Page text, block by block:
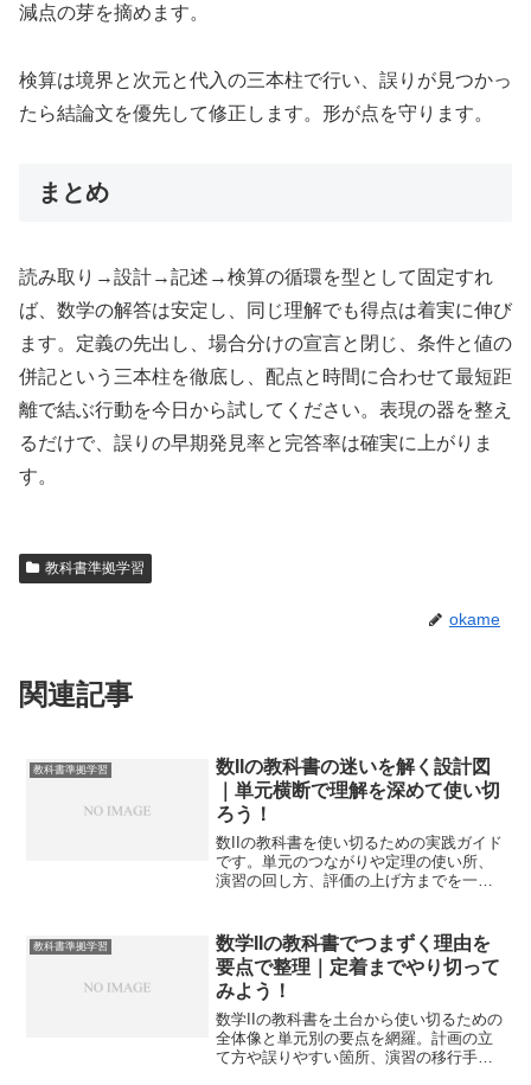
減点の芽を摘めます。
検算は境界と次元と代入の三本柱で行い、誤りが見つかっ
たら結論文を優先して修正します。形が点を守ります。
まとめ
読み取り→設計→記述→検算の循環を型として固定すれ
ば、数学の解答は安定し、同じ理解でも得点は着実に伸び
ます。定義の先出し、場合分けの宣言と閉じ、条件と値の
併記という三本柱を徹底し、配点と時間に合わせて最短距
離で結ぶ行動を今日から試してください。表現の器を整え
るだけで、誤りの早期発見率と完答率は確実に上がりま
す。
教科書準拠学習
okame
関連記事
教科書準拠学習
数IIの教科書の迷いを解く設計図
｜単元横断で理解を深めて使い切
ろう！
数IIの教科書を使い切るための実践ガイド
です。単元のつながりや定理の使い所、
演習の回し方、評価の上げ方までを一気
教科書準拠学習
数学IIの教科書でつまずく理由を
要点で整理｜定着までやり切って
みよう！
数学IIの教科書を土台から使い切るための
全体像と単元別の要点を網羅。計画の立
て方や誤りやすい箇所、演習の移行手順